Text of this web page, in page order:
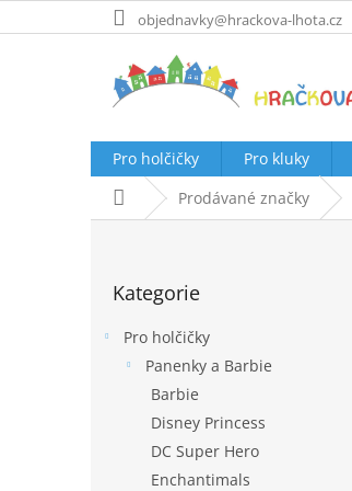
na
objednavky@hrackova-lhota.cz
Pro holčičky Pro kluky
Domů Prodávané značky
kategorie
Kategorie
Pro holčičky
Panenky a Barbie
Barbie
Disney Princess
DC Super Hero
Enchantimals